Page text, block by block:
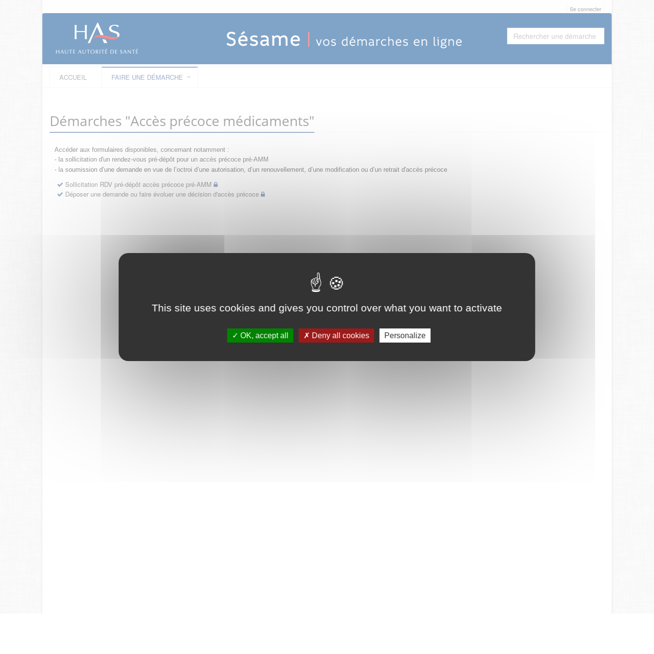
This site uses cookies and gives you control over what you want to activate
OK, accept all Deny all cookies Personalize
Se connecter
ACCUEIL FAIRE UNE DÉMARCHE
Démarches "Accès précoce médicaments"
Accéder aux formulaires disponibles, concernant notamment :
- la sollicitation d'un rendez-vous pré-dépôt pour un accès précoce pré-AMM
- la soumission d’une demande en vue de l’octroi d’une autorisation, d’un renouvellement, d’une modification ou d’un retrait d'accès précoce
Sollicitation RDV pré-dépôt accès précoce pré-AMM
Déposer une demande ou faire évoluer une décision d'accès précoce